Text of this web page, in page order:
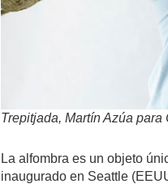
Trepitjada, Martín Azúa para
La alfombra es un objeto
inaugurado en Seattle